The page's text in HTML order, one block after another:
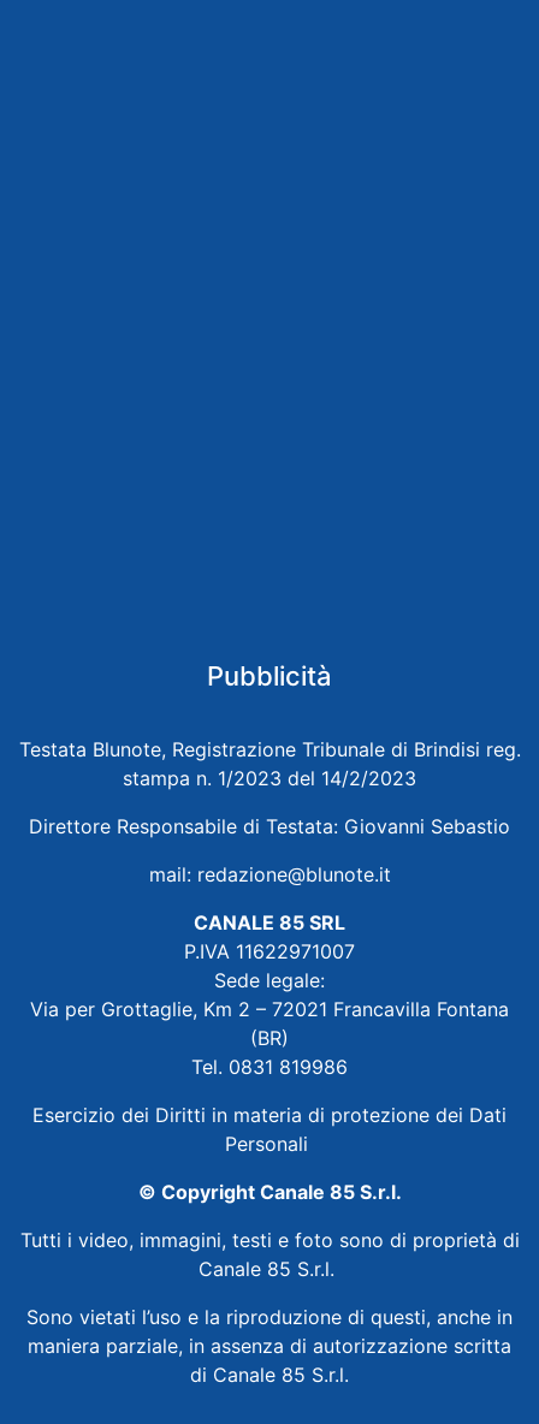
Pubblicità
Testata Blunote, Registrazione Tribunale di Brindisi reg.
stampa n. 1/2023 del 14/2/2023
Direttore Responsabile di Testata: Giovanni Sebastio
mail: redazione@blunote.it
CANALE 85 SRL
P.IVA 11622971007
Sede legale:
Via per Grottaglie, Km 2 – 72021 Francavilla Fontana
(BR)
Tel. 0831 819986
Esercizio dei Diritti in materia di protezione dei Dati
Personali
© Copyright Canale 85 S.r.l.
Tutti i video, immagini, testi e foto sono di proprietà di
Canale 85 S.r.l.
Sono vietati l’uso e la riproduzione di questi, anche in
maniera parziale, in assenza di autorizzazione scritta
di Canale 85 S.r.l.